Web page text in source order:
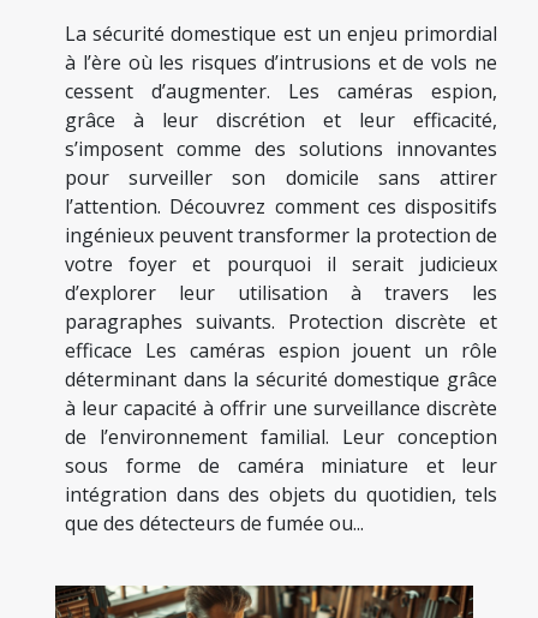
La sécurité domestique est un enjeu primordial
à l’ère où les risques d’intrusions et de vols ne
cessent d’augmenter. Les caméras espion,
grâce à leur discrétion et leur efficacité,
s’imposent comme des solutions innovantes
pour surveiller son domicile sans attirer
l’attention. Découvrez comment ces dispositifs
ingénieux peuvent transformer la protection de
votre foyer et pourquoi il serait judicieux
d’explorer leur utilisation à travers les
paragraphes suivants. Protection discrète et
efficace Les caméras espion jouent un rôle
déterminant dans la sécurité domestique grâce
à leur capacité à offrir une surveillance discrète
de l’environnement familial. Leur conception
sous forme de caméra miniature et leur
intégration dans des objets du quotidien, tels
que des détecteurs de fumée ou...